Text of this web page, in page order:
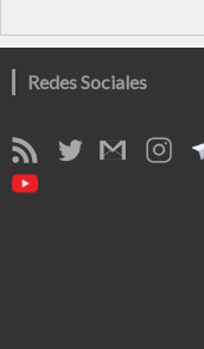
Redes Sociales